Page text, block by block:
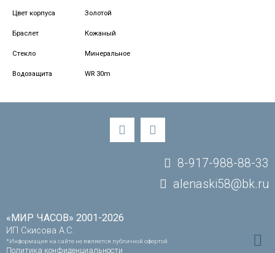
Цвет корпуса Золотой
Браслет Кожаный
Стекло Минеральное
Водозащита WR 30m
«МИР ЧАСОВ» 2001-2026
ИП Скисова А.С.
*Информация на сайте не является публичной офертой
Политика конфиденциальности
8-917-988-88-33
alenaski58@bk.ru